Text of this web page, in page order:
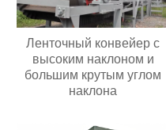
Ленточный конвейер с
высоким наклоном и
большим крутым углом
наклона